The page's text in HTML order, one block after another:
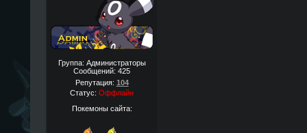
Группа: Администраторы
Сообщений: 425
Репутация: 104
Статус: Оффлайн
Покемоны сайта: